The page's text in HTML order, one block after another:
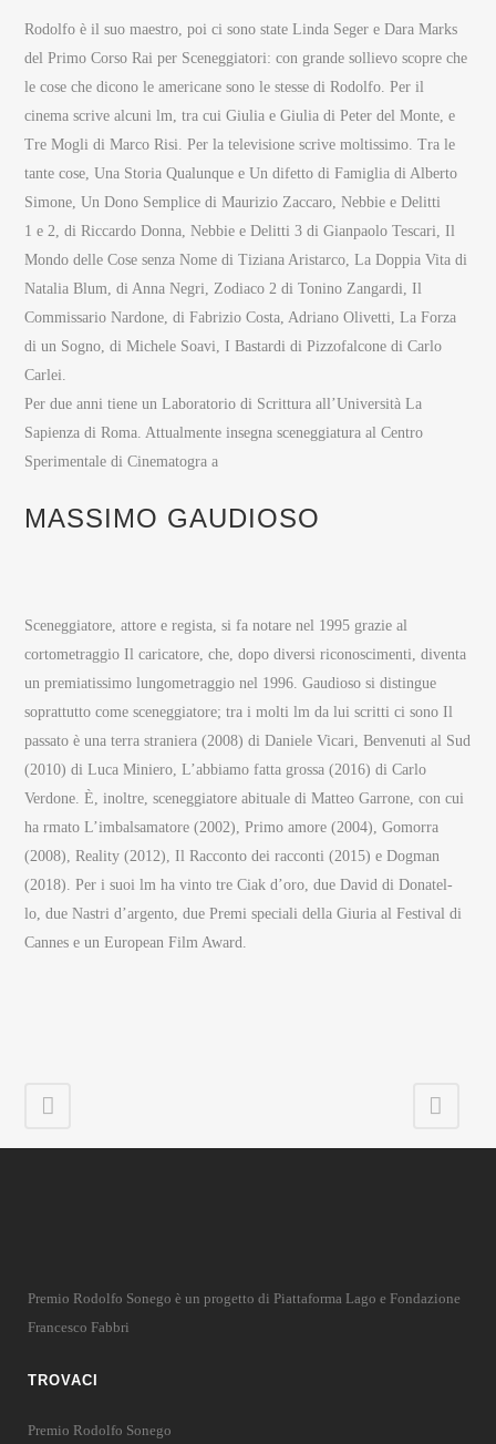
Rodolfo è il suo maestro, poi ci sono state Linda Seger e Dara Marks
del Primo Corso Rai per Sceneggiatori: con grande sollievo scopre che
le cose che dicono le americane sono le stesse di Rodolfo. Per il
cinema scrive alcuni lm, tra cui Giulia e Giulia di Peter del Monte, e
Tre Mogli di Marco Risi. Per la televisione scrive moltissimo. Tra le
tante cose, Una Storia Qualunque e Un difetto di Famiglia di Alberto
Simone, Un Dono Semplice di Maurizio Zaccaro, Nebbie e Delitti
1 e 2, di Riccardo Donna, Nebbie e Delitti 3 di Gianpaolo Tescari, Il
Mondo delle Cose senza Nome di Tiziana Aristarco, La Doppia Vita di
Natalia Blum, di Anna Negri, Zodiaco 2 di Tonino Zangardi, Il
Commissario Nardone, di Fabrizio Costa, Adriano Olivetti, La Forza
di un Sogno, di Michele Soavi, I Bastardi di Pizzofalcone di Carlo
Carlei.
Per due anni tiene un Laboratorio di Scrittura all’Università La
Sapienza di Roma. Attualmente insegna sceneggiatura al Centro
Sperimentale di Cinematogra a
MASSIMO GAUDIOSO
Sceneggiatore, attore e regista, si fa notare nel 1995 grazie al
cortometraggio Il caricatore, che, dopo diversi riconoscimenti, diventa
un premiatissimo lungometraggio nel 1996. Gaudioso si distingue
soprattutto come sceneggiatore; tra i molti lm da lui scritti ci sono Il
passato è una terra straniera (2008) di Daniele Vicari, Benvenuti al Sud
(2010) di Luca Miniero, L’abbiamo fatta grossa (2016) di Carlo
Verdone. È, inoltre, sceneggiatore abituale di Matteo Garrone, con cui
ha rmato L’imbalsamatore (2002), Primo amore (2004), Gomorra
(2008), Reality (2012), Il Racconto dei racconti (2015) e Dogman
(2018). Per i suoi lm ha vinto tre Ciak d’oro, due David di Donatel-
lo, due Nastri d’argento, due Premi speciali della Giuria al Festival di
Cannes e un European Film Award.
Premio Rodolfo Sonego è un progetto di Piattaforma Lago e Fondazione
Francesco Fabbri
TROVACI
Premio Rodolfo Sonego